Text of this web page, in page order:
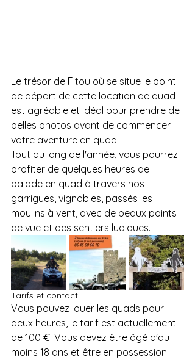
Le trésor de Fitou où se situe le point
de départ de cette location de quad
est agréable et idéal pour prendre de
belles photos avant de commencer
votre aventure en quad.
Tout au long de l'année, vous pourrez
profiter de quelques heures de
balade en quad à travers nos
garrigues, vignobles, passés les
moulins à vent, avec de beaux points
de vue et des sentiers ludiques.
Tarifs et contact
Vous pouvez louer les quads pour
deux heures, le tarif est actuellement
de 100 €. Vous devez être âgé d'au
moins 18 ans et être en possession